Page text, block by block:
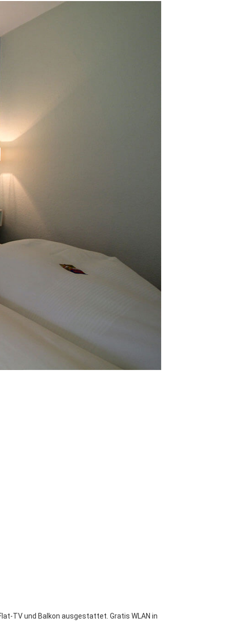
TV und Balkon ausgestattet. Gratis WLAN in